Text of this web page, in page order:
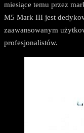
miesiące temu przez
M5 Mark III jest
zaawansowanym
profesjonalistów.